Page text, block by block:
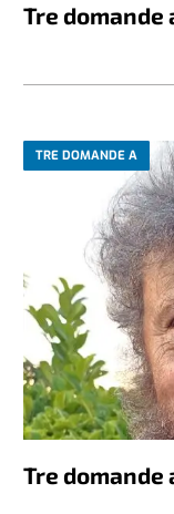
Tre
TRE DOMANDE A
Tre